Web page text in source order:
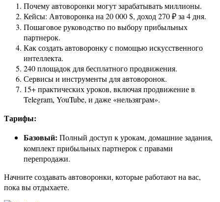
Почему автоворонки могут зарабатывать миллионы.
Кейсы: Автоворонка на 20 000 $, доход 270 ₽ за 4 дня.
Пошаговое руководство по выбору прибыльных
партнерок.
Как создать автоворонку с помощью искусственного
интеллекта.
240 площадок для бесплатного продвижения.
Сервисы и инструменты для автоворонок.
15+ практических уроков, включая продвижение в
Telegram, YouTube, и даже «нельзяграм».
Тарифы:
Базовый: Полный доступ к урокам, домашние задания,
комплект прибыльных партнерок с правами
перепродажи.
Начните создавать автоворонки, которые работают на вас,
пока вы отдыхаете.